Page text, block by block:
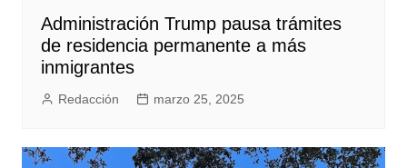
Administración Trump pausa trámites
de residencia permanente a más
inmigrantes
Redacción marzo 25, 2025